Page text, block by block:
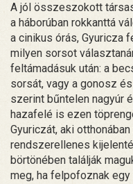
A jól összeszokott
a háborúban rokkanttá
a cinikus órás, Gyuricza
milyen sorsot
feltámadásuk után: a
sorsát, vagy a gonosz
szerint bűntelen nagyúr
hazafelé is ezen
Gyuriczát, aki
rendszerellenes
börtönében találják
meg, ha felpofoznak